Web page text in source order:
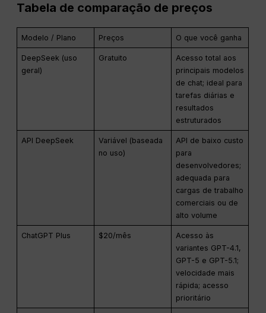
Tabela de comparação de preços
Modelo / Plano Preços O que você ganha
DeepSeek (uso
geral)
Gratuito
Acesso total aos
principais modelos
de chat; ideal para
tarefas diárias e
resultados
estruturados
API DeepSeek
Variável (baseada
no uso)
API de baixo custo
para
desenvolvedores;
adequada para
cargas de trabalho
comerciais ou de
alto volume
ChatGPT Plus $20/mês
Acesso às
variantes GPT-4.1,
GPT-5 e GPT-5.1;
velocidade mais
rápida; acesso
prioritário